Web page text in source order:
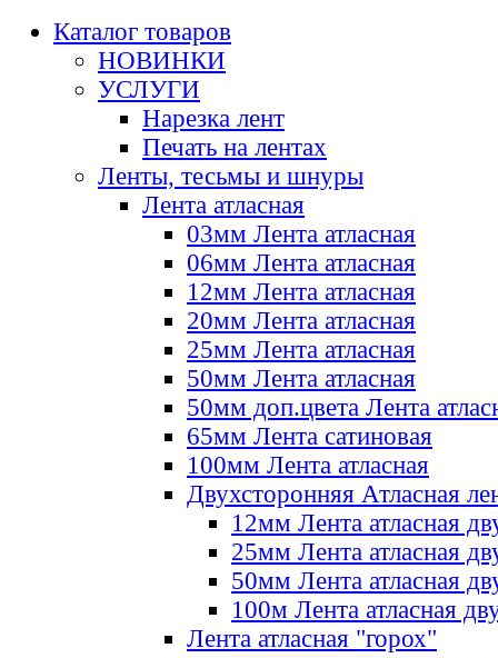
Каталог товаров
НОВИНКИ
УСЛУГИ
Нарезка лент
Печать на лентах
Ленты, тесьмы и шнуры
Лента атласная
03мм Лента атласная
06мм Лента атласная
12мм Лента атласная
20мм Лента атласная
25мм Лента атласная
50мм Лента атласная
50мм доп.цвета Лента
65мм Лента сатиновая
100мм Лента атласная
Двухсторонняя Атласная
12мм Лента атласная
25мм Лента атласная
50мм Лента атласная
100м Лента атласная
Лента атласная "горох"